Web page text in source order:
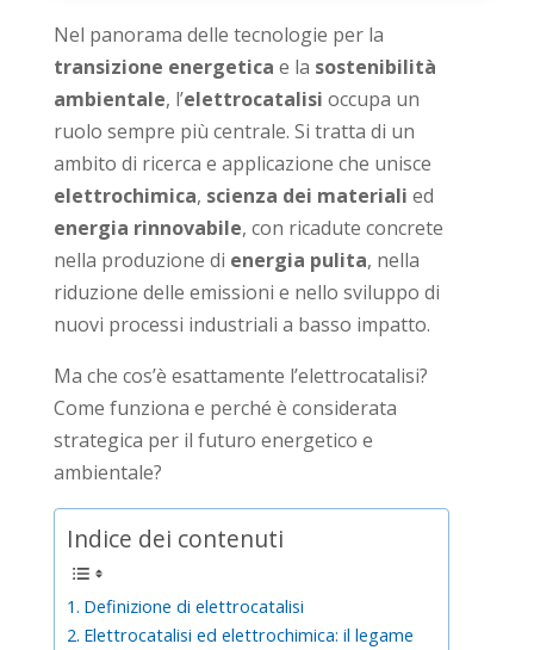
Nel panorama delle tecnologie per la
transizione energetica e la sostenibilità
ambientale, l’elettrocatalisi occupa un
ruolo sempre più centrale. Si tratta di un
ambito di ricerca e applicazione che unisce
elettrochimica, scienza dei materiali ed
energia rinnovabile, con ricadute concrete
nella produzione di energia pulita, nella
riduzione delle emissioni e nello sviluppo di
nuovi processi industriali a basso impatto.
Ma che cos’è esattamente l’elettrocatalisi?
Come funziona e perché è considerata
strategica per il futuro energetico e
ambientale?
Indice dei contenuti
Definizione di elettrocatalisi
Elettrocatalisi ed elettrochimica: il legame